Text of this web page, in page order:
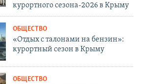
курортного сезона-2026 в Крыму
ОБЩЕСТВО
«Отдых с талонами на бензин»:
курортный сезон в Крыму
ОБЩЕСТВО